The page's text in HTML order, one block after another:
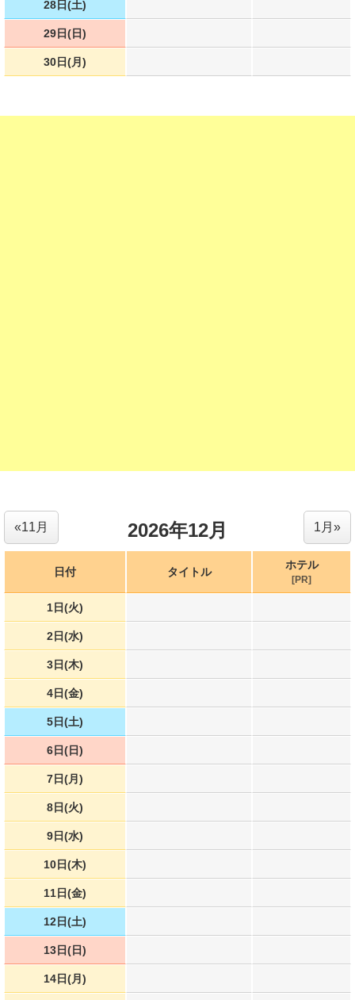
28日(土)
29日(日)
30日(月)
2026年12月 1月»
«11月
日付 タイトル
ホテル
[PR]
1日(火)
2日(水)
3日(木)
4日(金)
5日(土)
6日(日)
7日(月)
8日(火)
9日(水)
10日(木)
11日(金)
12日(土)
13日(日)
14日(月)